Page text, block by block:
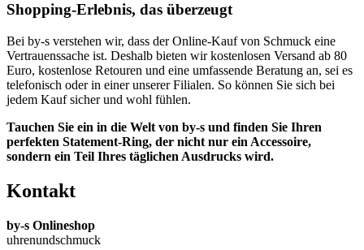
Shopping-Erlebnis, das überzeugt
Bei by-s verstehen wir, dass der Online-Kauf von Schmuck eine
Vertrauenssache ist. Deshalb bieten wir kostenlosen Versand ab 80
Euro, kostenlose Retouren und eine umfassende Beratung an, sei es
telefonisch oder in einer unserer Filialen. So können Sie sich bei
jedem Kauf sicher und wohl fühlen.
Tauchen Sie ein in die Welt von by-s und finden Sie Ihren
perfekten Statement-Ring, der nicht nur ein Accessoire,
sondern ein Teil Ihres täglichen Ausdrucks wird.
Kontakt
by-s Onlineshop
uhrenundschmuck